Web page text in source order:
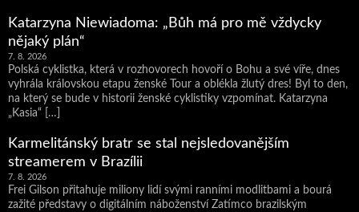
Katarzyna Niewiadoma: „Bůh má pro mě vždycky
nějaký plán“
7. 8. 2026
Polská cyklistka, která v rozhovorech hovoří o Bohu a své víře, dnes
vyhrála královskou etapu ženské Tour a oblékla žlutý dres! Byl to den,
na který se bude v historii ženské cyklistiky vzpomínat. Katarzyna
„Kasia“ […]
Karmelitánský bratr se stal nejsledovanějším
streamerem v Brazílii
7. 8. 2026
Frei Gilson přitahuje miliony lidí svými ranními modlitbami a bourá
zažité představy o digitálním náboženství Zatímco brazilským